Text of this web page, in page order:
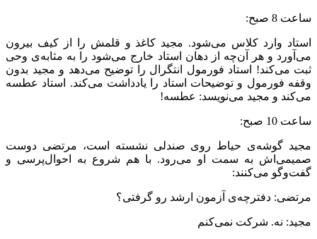
ساعت 8 صبح:
استاد وارد کلاس می‌‌شود. مجید کاغذ و قلمش را از کیف بیرون
می‌‌آورد و هر آن‌چه از دهان استاد خارج می‌‌شود را به مثابه­‌ی وحی
ثبت می‌‌کند! استاد فورمول انتگرال را توضیح می‌‌دهد و مجید بدون
وقفه فورمول و توضیحات استاد را یادداشت می‌‌کند. استاد عطسه
می‌‌کند و مجید می‌‌نویسد: عطسه!
ساعت 10 صبح:
مجید گوشه‌ی حیاط روی صندلی نشسته است، مرتضی دوست
صمیمی‌اش به سمت او می‌‌رود. با هم شروع به احوال‌پرسی و
گفت‌وگو می‌‌کنند:
مرتضی: دفترچه‌ی آزمون ارشد رو گرفتی؟
مجید: نه. شرکت نمی‌‌کنم